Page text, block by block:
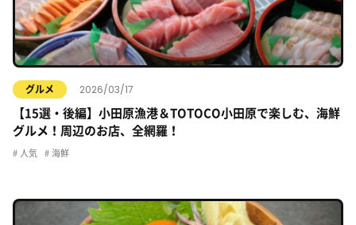
グルメ 2026/03/17
【15選・後編】小田原漁港＆TOTOCO小田原で楽しむ、海鮮
グルメ！周辺のお店、全網羅！
人気 海鮮